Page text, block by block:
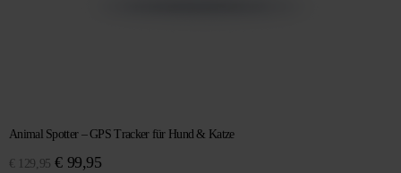
Animal Spotter – GPS Tracker für Hund & Katze
€ 129,95 Ursprünglicher
€ 99,95Aktueller